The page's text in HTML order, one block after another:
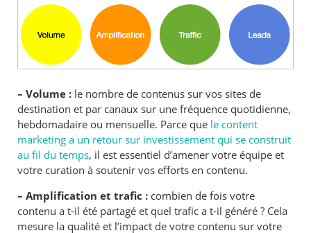
– Volume : le nombre de contenus sur vos sites de
destination et par canaux sur une fréquence quotidienne,
hebdomadaire ou mensuelle. Parce que le content
marketing a un retour sur investissement qui se construit
au fil du temps, il est essentiel d’amener votre équipe et
votre curation à soutenir vos efforts en contenu.
– Amplification et trafic : combien de fois votre
contenu a t-il été partagé et quel trafic a t-il généré ? Cela
mesure la qualité et l’impact de votre contenu sur votre